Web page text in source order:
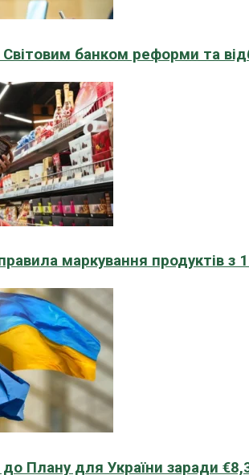
Світовим банком реформи та
маркування продуктів з
Плану для України заради